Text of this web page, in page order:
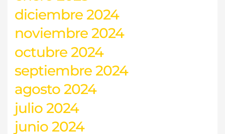
diciembre 2024
noviembre 2024
octubre 2024
septiembre 2024
agosto 2024
julio 2024
junio 2024